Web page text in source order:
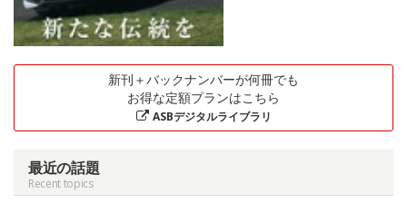
新刊＋バックナンバーが何冊でも
お得な定額プランはこちら
ASBデジタルライブラリ
最近の話題
Recent topics